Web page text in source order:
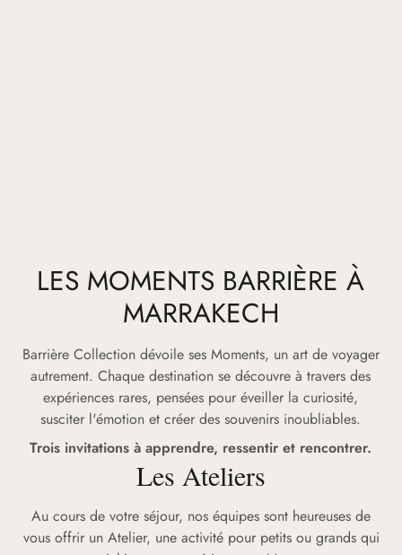
LES MOMENTS BARRIÈRE À
MARRAKECH
Barrière Collection dévoile ses Moments, un art de voyager
autrement. Chaque destination se découvre à travers des
expériences rares, pensées pour éveiller la curiosité,
susciter l'émotion et créer des souvenirs inoubliables.
Trois invitations à apprendre, ressentir et rencontrer.
Les Ateliers
Au cours de votre séjour, nos équipes sont heureuses de
vous offrir un Atelier, une activité pour petits ou grands qui